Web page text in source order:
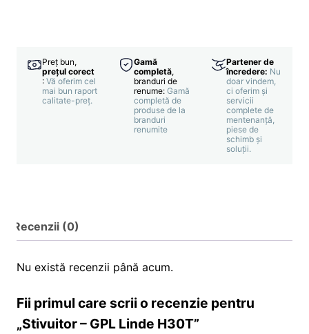
Preț bun,
prețul corect
: Vă oferim cel
mai bun raport
calitate-preț.
Gamă
completă,
branduri de
renume:Gamă
completă de
produse de la
branduri
renumite
Partener de
încredere: Nu
doar vindem,
ci oferim și
servicii
complete de
mentenanță,
piese de
schimb și
soluții.
Recenzii (0)
Nu există recenzii până acum.
Fii primul care scrii o recenzie pentru
„Stivuitor – GPL Linde H30T”